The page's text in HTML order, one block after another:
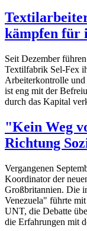
kämpfen für
Seit Dezember
Textilfabrik Sel-Fex
Arbeiterkontrolle
ist eng mit der
durch das Kapital
"Kein Weg
Richtung
Vergangenen
Koordinator der
Großbritannien. Die
Venezuela" führte
UNT, die Debatte
die Erfahrungen mit